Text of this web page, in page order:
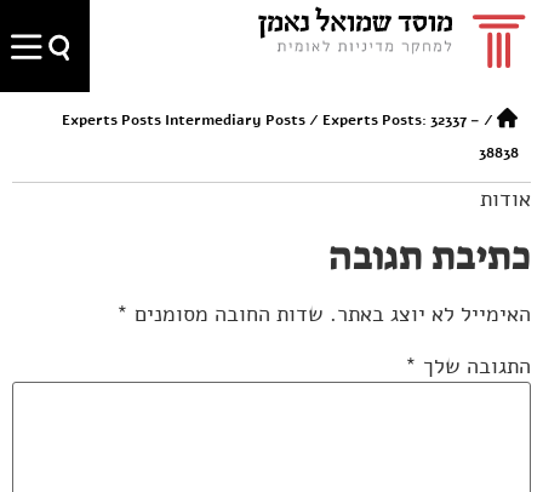
/
Experts Posts Intermediary Posts/ Experts Posts: 32337 –
38838
אודות
כתיבת תגובה
האימייל לא יוצג באתר. שדות החובה מסומנים *
התגובה שלך *